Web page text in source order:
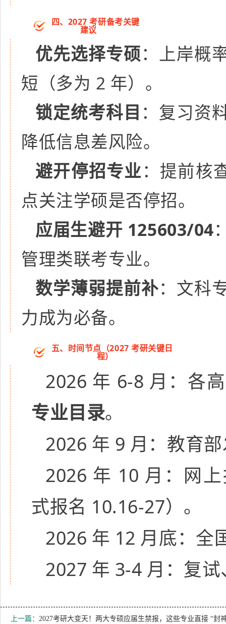
四、2027 考研备考关键
建议
优先选择专硕：上岸概
短（多为 2 年）。
锁定统考科目 ：复习资
降低信息差风险。
避开停招专业：提前核
点关注学硕是否停招。
应届生避开 125603/04
管理类联考专业。
数学薄弱提前补：文科
力成为必备。
五、时间节点（2027 考研关键日
程）
2026 年 6-8 月：各
专业目录。
2026 年 9 月：教育
2026 年 10 月：网
式报名 10.16-27）。
2026 年 12 月底：全
2027 年 3-4 月：复
上一篇： 2027考研大变天！两大专硕应届生禁报，这些专业直接 “封